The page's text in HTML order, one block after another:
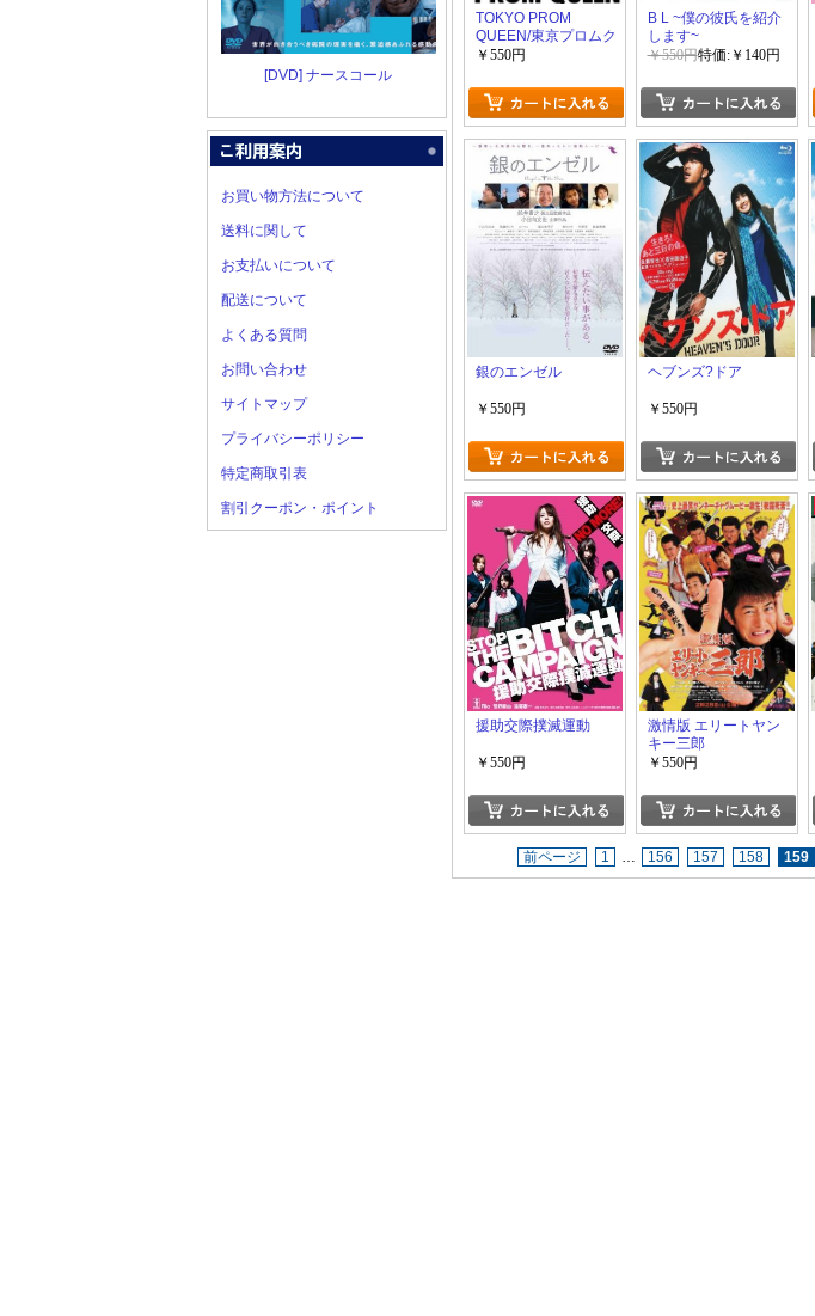
[DVD] ナースコール
お買い物方法について
送料に関して
お支払いについて
配送について
よくある質問
お問い合わせ
サイトマップ
プライバシーポリシー
特定商取引表
割引クーポン・ポイント
TOKYO PROM
QUEEN/東京プロムク
ィーン
￥550円
B L ~僕の彼氏を紹介
します~
￥550円特価:￥140円
銀のエンゼル
￥550円
ヘブンズ?ドア
￥550円
援助交際撲滅運動
￥550円
激情版 エリートヤン
キー三郎
￥550円
前ページ 1 … 156 157 158 159